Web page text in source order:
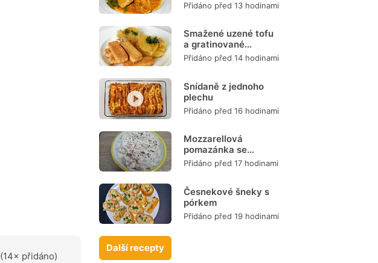
(14× přidáno)
Přidáno před 13 hodinami
Smažené uzené tofu
a gratinované
brambory
Přidáno před 14 hodinami
Snídaně z jednoho
plechu
Přidáno před 16 hodinami
Mozzarellová
pomazánka se
šunkou
Přidáno před 17 hodinami
Česnekové šneky s
pórkem
Přidáno před 19 hodinami
Další recepty